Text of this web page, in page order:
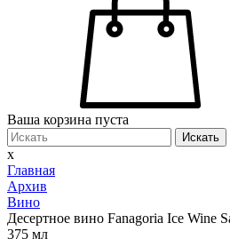
Ваша корзина пуста
Искать
x
Главная
Архив
Вино
Десертное вино Fanagoria Ice Wine
375 мл